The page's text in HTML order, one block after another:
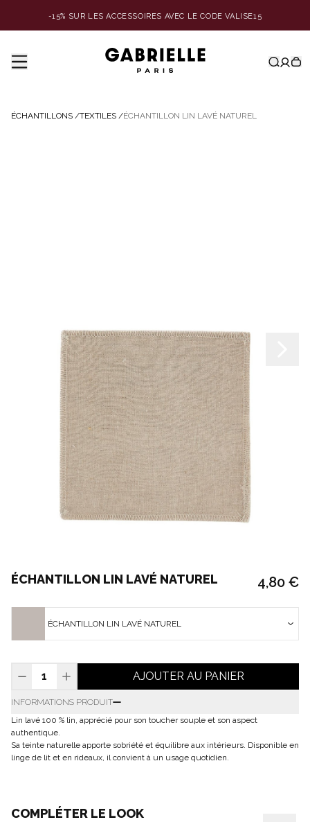
-15% SUR LES ACCESSOIRES AVEC LE CODE VALISE15
ÉCHANTILLONS /TEXTILES /ÉCHANTILLON LIN LAVÉ NATUREL
ÉCHANTILLON LIN LAVÉ NATUREL 4,80 €
ÉCHANTILLON LIN LAVÉ NATUREL
AJOUTER AU PANIER
INFORMATIONS PRODUIT
Lin lavé 100 % lin, apprécié pour son toucher souple et son aspect
authentique.
Sa teinte naturelle apporte sobriété et équilibre aux intérieurs. Disponible en
linge de lit et en rideaux, il convient à un usage quotidien.
COMPLÉTER LE LOOK